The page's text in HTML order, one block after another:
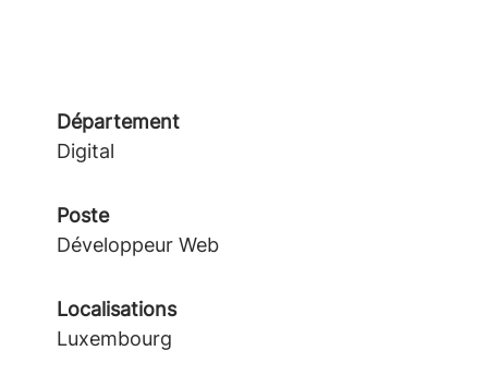
Département
Digital
Poste
Développeur Web
Localisations
Luxembourg